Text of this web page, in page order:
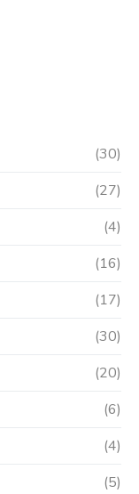
(30)
(27)
(4)
(16)
(17)
(30)
(20)
(6)
(4)
(5)